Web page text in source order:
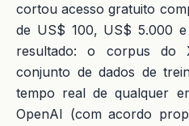
cortou acesso gratuito
de US$ 100, US$ 5.000
resultado: o corpus do
conjunto de dados de
tempo real de qualquer
OpenAI (com acordo